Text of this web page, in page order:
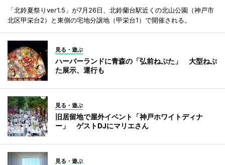
「北鈴夏祭りver1.5」が7月26日、北鈴蘭台駅近くの北山公園（神戸市
北区甲栄台2）と東側の宅地分譲地（甲栄台1）で開催される。
見る・遊ぶ
ハーバーランドに青森の「弘前ねぷた」 大型ねぷ
た展示、運行も
見る・遊ぶ
旧居留地で屋外イベント「神戸ホワイトディナ
ー」 ゲストDJにマリエさん
見る・遊ぶ